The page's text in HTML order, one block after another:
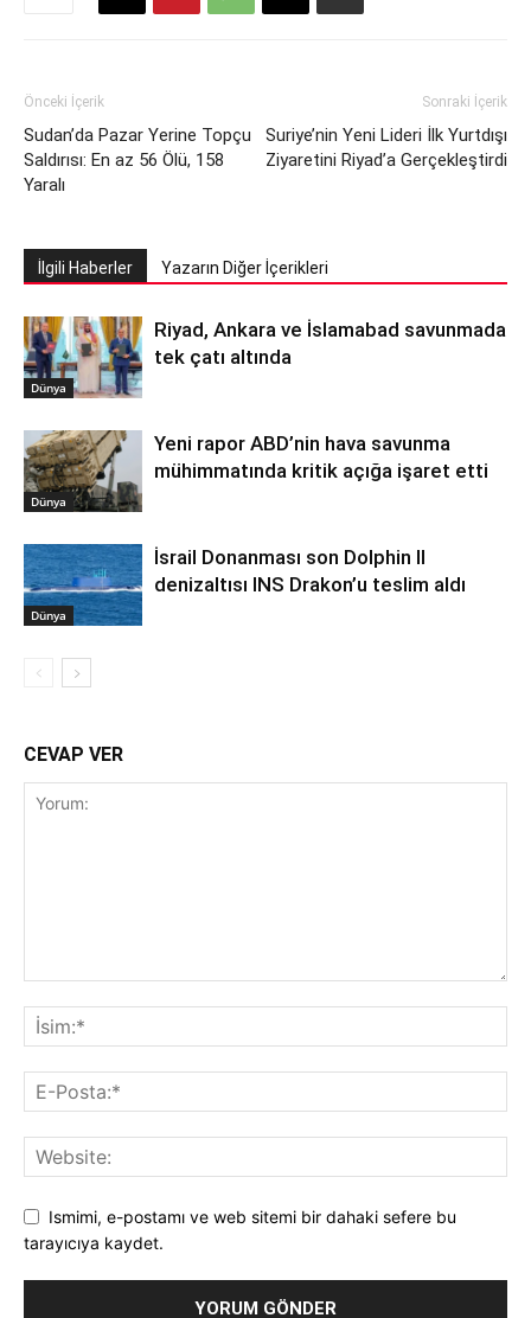
Önceki İçerik
Sudan’da Pazar Yerine Topçu
Saldırısı: En az 56 Ölü, 158
Yaralı
Sonraki İçerik
Suriye’nin Yeni Lideri İlk Yurtdışı
Ziyaretini Riyad’a Gerçekleştirdi
İlgili Haberler Yazarın Diğer İçerikleri
Dünya
Riyad, Ankara ve İslamabad savunmada
tek çatı altında
Dünya
Yeni rapor ABD’nin hava savunma
mühimmatında kritik açığa işaret etti
Dünya
İsrail Donanması son Dolphin II
denizaltısı INS Drakon’u teslim aldı
CEVAP VER
Ismimi, e-postamı ve web sitemi bir dahaki sefere bu
tarayıcıya kaydet.